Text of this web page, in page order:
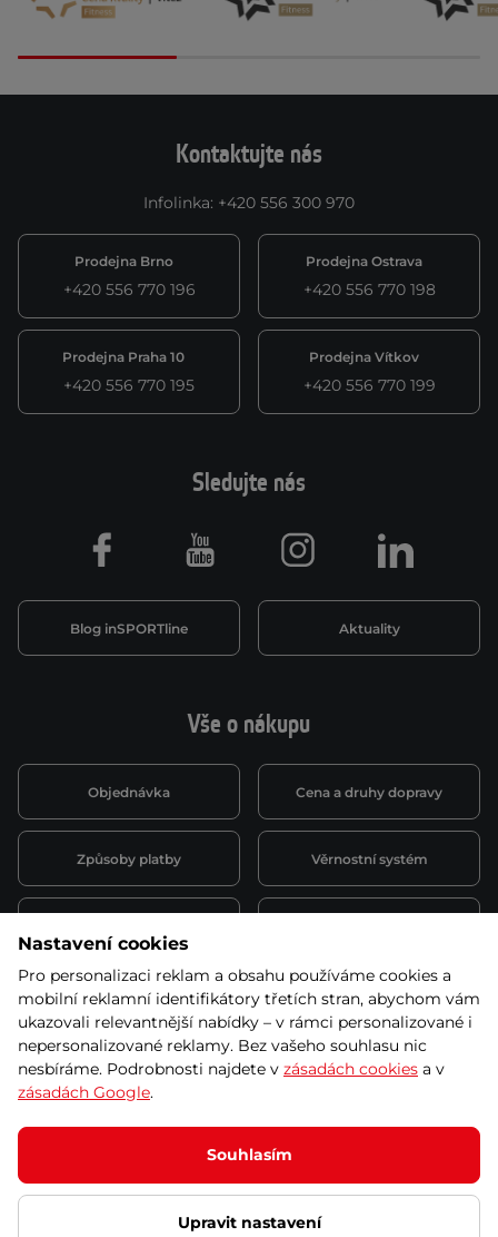
Kontaktujte nás
Infolinka: +420 556 300 970
Prodejna Brno
+420 556 770 196
Prodejna Ostrava
+420 556 770 198
Prodejna Praha 10
+420 556 770 195
Prodejna Vítkov
+420 556 770 199
Vše o nákupu
Objednávka Cena a druhy dopravy
Způsoby platby Věrnostní systém
Půjčovna
obchodní podmínky
Kariéra
Sledujte nás
Blog inSPORTline Aktuality
Facebook Youtube Instagram LinkedIn
© 2026 SEVEN SPORT s.r.o Všechna práva vyhrazena
Podle zákona o evidenci tržeb je prodávající povinen vystavit
kupujícímu účtenku.
Zároveň je povinen zaevidovat přijatou tržbu u správce daně online; v
případě technického výpadku pak nejpozději do 48 hodin.
Ochrana osobních údajů Nastavení cookies Vnitřní oznamovací
Nastavení cookies
Pro personalizaci reklam a obsahu používáme cookies a
mobilní reklamní identifikátory třetích stran, abychom vám
ukazovali relevantnější nabídky – v rámci personalizované i
nepersonalizované reklamy. Bez vašeho souhlasu nic
nesbíráme. Podrobnosti najdete v zásadách cookies a v
zásadách Google.
Souhlasím
Upravit nastavení